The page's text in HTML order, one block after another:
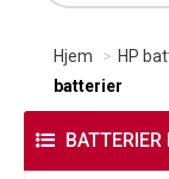
Hjem HP
batterier
BATTERIER